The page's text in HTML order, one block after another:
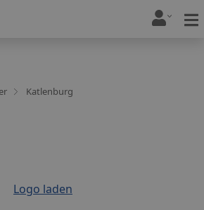
Katlenburg
Logo laden